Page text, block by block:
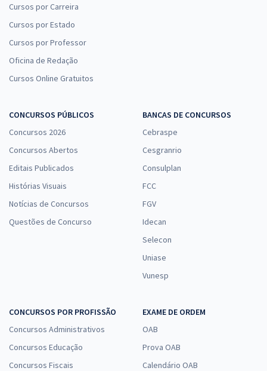
Cursos por Carreira
Cursos por Estado
Cursos por Professor
Oficina de Redação
Cursos Online Gratuitos
CONCURSOS PÚBLICOS
Concursos 2026
Concursos Abertos
Editais Publicados
Histórias Visuais
Notícias de Concursos
Questões de Concurso
BANCAS DE CONCURSOS
Cebraspe
Cesgranrio
Consulplan
FCC
FGV
Idecan
Selecon
Uniase
Vunesp
CONCURSOS POR PROFISSÃO
Concursos Administrativos
Concursos Educação
Concursos Fiscais
EXAME DE ORDEM
OAB
Prova OAB
Calendário OAB